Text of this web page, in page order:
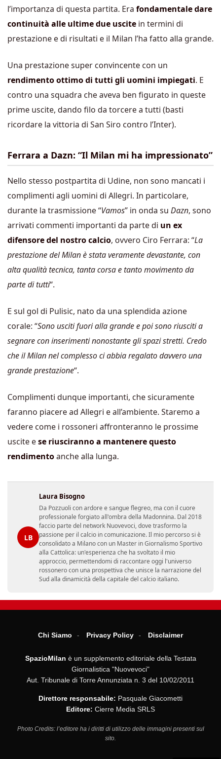
l’importanza di questa partita. Era fondamentale dare
continuità alle ultime due uscite in termini di
prestazione e di risultati e il Milan l’ha fatto alla grande.
Una prestazione super convincente con un
rendimento ottimo di tutti gli uomini impiegati. E
contro una squadra che aveva ben figurato in queste
prime uscite, dando filo da torcere a tutti (basti
ricordare la vittoria di San Siro contro l’Inter).
Ferrara a Dazn: “Il Milan mi ha impressionato”
Nello stesso postpartita di Udine, non sono mancati i
complimenti agli uomini di Allegri. In particolare,
durante la trasmissione “Vamos” in onda su Dazn, sono
arrivati commenti importanti da parte di un ex
difensore del nostro calcio, ovvero Ciro Ferrara: “La
prestazione del Milan è stata veramente devastante, con
alta qualità tecnica, tanta corsa e tanto movimento da
parte di tutti“.
E sul gol di Pulisic, nato da una splendida azione
corale: “Sono usciti fuori alla grande e poi sono riusciti a
segnare con inserimenti nonostante gli spazi stretti. Credo
che il Milan nel complesso ci abbia regalato davvero una
grande prestazione“.
Complimenti dunque importanti, che sicuramente
faranno piacere ad Allegri e all’ambiente. Staremo a
vedere come i rossoneri affronteranno le prossime
uscite ese riusciranno a mantenere questo
rendimentoanche alla lunga.
LB
Laura Bisogno
Da Pozzuoli con ardore e sangue flegreo, ma con il cuore
professionale forgiato all'ombra della Madonnina. Dal 2018
faccio parte del network Nuovevoci, dove trasformo la
passione per il calcio in comunicazione. Il mio percorso si è
consolidato a Milano con un Master in Giornalismo Sportivo
alla Cattolica: un'esperienza che ha svoltato il mio
approccio, permettendomi di raccontare oggi l'universo
rossonero con una prospettiva che unisce la narrazione del
Sud alla dinamicità della capitale del calcio italiano.
Chi Siamo Privacy Policy Disclaimer
SpazioMilan è un supplemento editoriale della Testata
Giornalistica "Nuovevoci"
Aut. Tribunale di Torre Annunziata n. 3 del 10/02/2011
Direttore responsabile: Pasquale Giacometti
Editore: Cierre Media SRLS
Photo Credits: l’editore ha i diritti di utilizzo delle immagini presenti sul
sito.